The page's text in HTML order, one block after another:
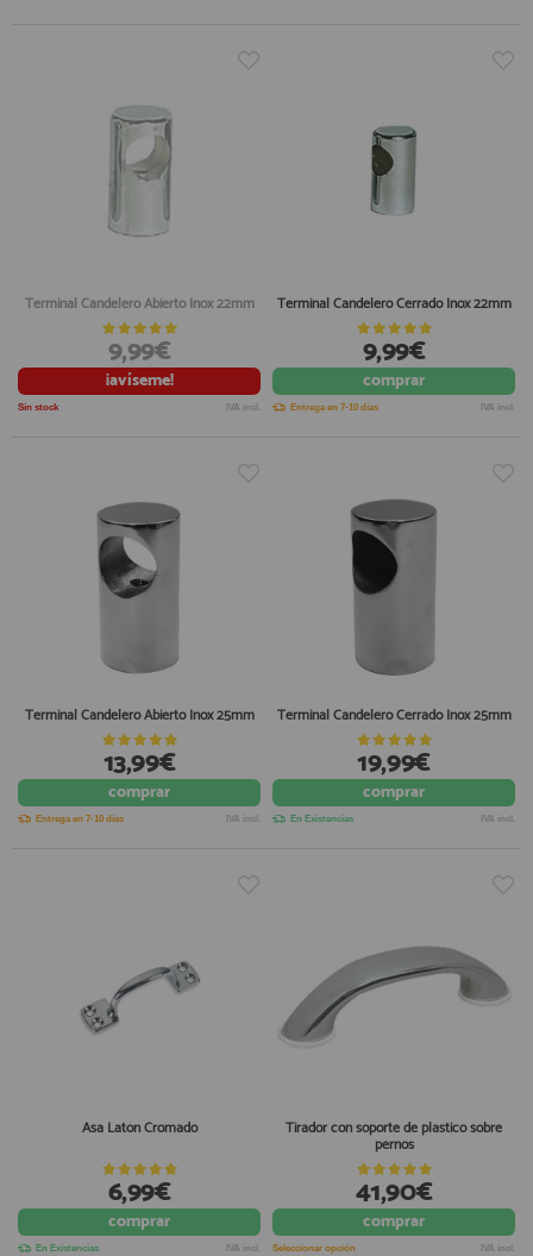
Terminal Candelero Abierto Inox 22mm
9,99€
¡avíseme!
Sin stock IVA incl.
Terminal Candelero Cerrado Inox 22mm
9,99€
comprar
Entrega en 7-10 días IVA incl.
Terminal Candelero Abierto Inox 25mm
13,99€
comprar
Entrega en 7-10 días IVA incl.
Terminal Candelero Cerrado Inox 25mm
19,99€
comprar
En Existencias IVA incl.
Asa Latón Cromado
6,99€
comprar
En Existencias IVA incl.
Tirador con soporte de plastico sobre
pernos
41,90€
comprar
Seleccionar opción IVA incl.